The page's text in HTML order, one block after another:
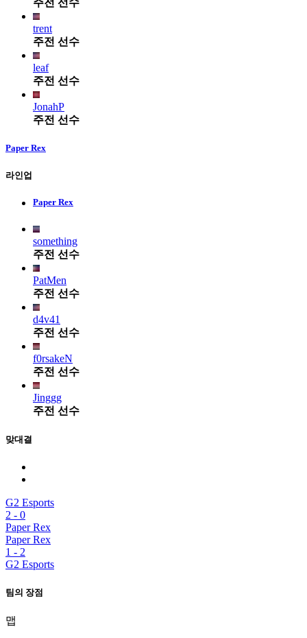
주전 선수
trent
주전 선수
leaf
주전 선수
JonahP
주전 선수
Paper Rex
라인업
Paper Rex
something
주전 선수
PatMen
주전 선수
d4v41
주전 선수
f0rsakeN
주전 선수
Jinggg
주전 선수
맞대결
G2 Esports
2 - 0
Paper Rex
Paper Rex
1 - 2
G2 Esports
팀의 장점
맵